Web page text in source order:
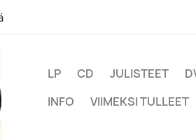
LP CD JULISTEET
INFO
VIIMEKSI TULLEET